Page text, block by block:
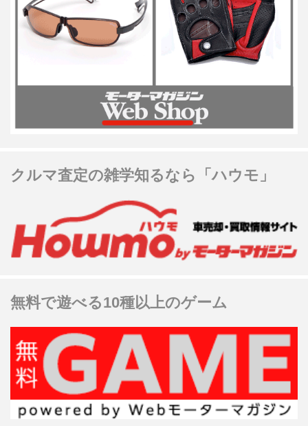
クルマ査定の雑学知るなら「ハウモ」
無料で遊べる10種以上のゲーム